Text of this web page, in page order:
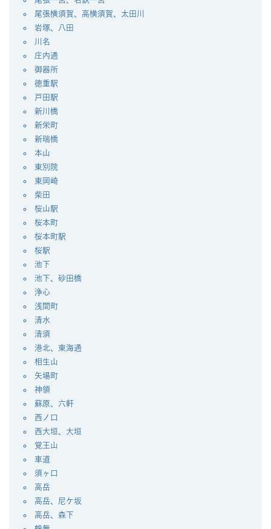
尾張横須賀、高横須賀、太田川
岩塚、八田
川名
庄内通
御器所
徳重駅
戸田駅
新川橋
新栄町
新瑞橋
本山
東別院
東岡崎
柴田
桜山駅
桜本町
桜本町駅
桜駅
池下
池下、砂田橋
浄心
浅間町
清水
清須
港北、東海通
相生山
矢場町
神領
蘇原、六軒
西ノ口
西大垣、大垣
覚王山
車道
須ヶ口
高岳
高岳、尼ケ坂
高岳、森下